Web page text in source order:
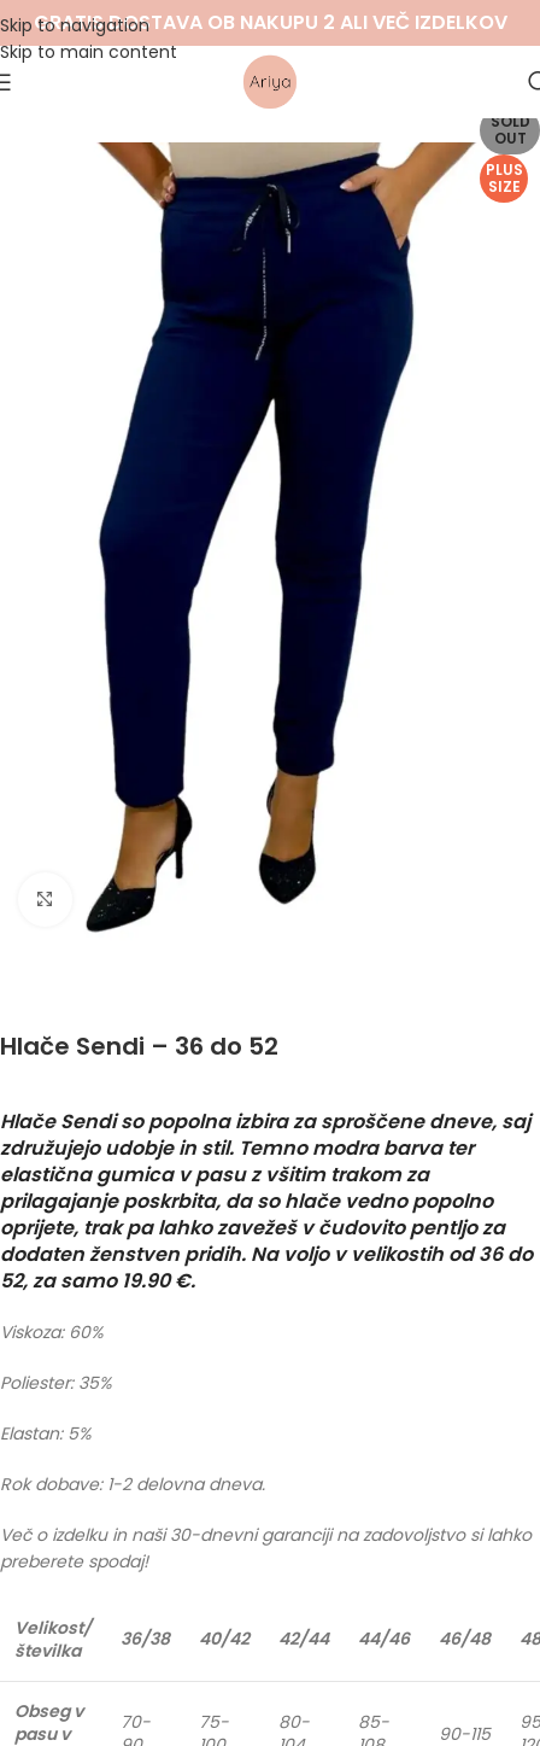
Skip to navigation
Skip to main content
GRATIS DOSTAVA OB NAKUPU 2 ALI VEČ IZDELKOV
SOLD
OUT
PLUS
SIZE
Click to enlarge
Hlače Sendi – 36 do 52
Hlače Sendi so popolna izbira za sproščene dneve, saj
združujejo udobje in stil. Temno modra barva ter
elastična gumica v pasu z všitim trakom za
prilagajanje poskrbita, da so hlače vedno popolno
oprijete, trak pa lahko zavežeš v čudovito pentljo za
dodaten ženstven pridih. Na voljo v velikostih od 36 do
52, za samo 19.90 €.
Viskoza: 60%
Poliester: 35%
Elastan: 5%
Rok dobave: 1-2 delovna dneva.
Več o izdelku in naši 30-dnevni garanciji na zadovoljstvo si lahko
preberete spodaj!
Velikost/
številka
36/38 40/42 42/44 44/46 46/48
Obseg v
pasu v
70-
75-
80-
85-
90-115